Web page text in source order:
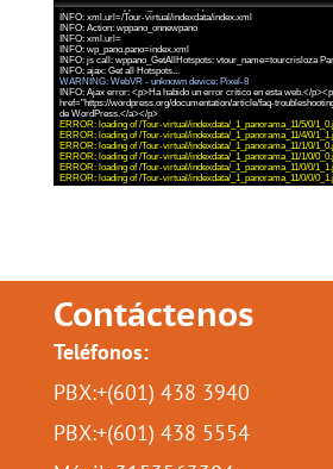
INFO: Action: wppano_oncorestartup: Pano=index.xml Scene=null
INFO: xml.url=/Tour-virtual/indexdata/index.xml
INFO: Action: wppano_onnewpano
INFO: xml.url=
INFO: wp_pano.pano=index.xml
INFO: js call: wppano_GetAllHotspots: vtour_name=tourcrisloza
INFO: ajax: Get all Hotspots...
WARNING: WebVR - unknown device: Pixel-8
INFO: Ajax error: <p>Ha habido un error crítico en esta web.</
href="https://wordpress.org/documentation/article/faq-
de WordPress.</a></p>
ERROR: loading of /Tour-virtual/indexdata/_1_panorama_11/5/0/
ERROR: loading of /Tour-virtual/indexdata/_1_panorama_11/4/0/
ERROR: loading of /Tour-virtual/indexdata/_1_panorama_11/1/0/
ERROR: loading of /Tour-virtual/indexdata/_1_panorama_11/1/0/
ERROR: loading of /Tour-virtual/indexdata/_1_panorama_11/0/0/
ERROR: loading of /Tour-virtual/indexdata/_1_panorama_11/0/0/
Contáctenos
Teléfonos:
PBX:+(601) 438 3940
PBX:+(601) 438 5554